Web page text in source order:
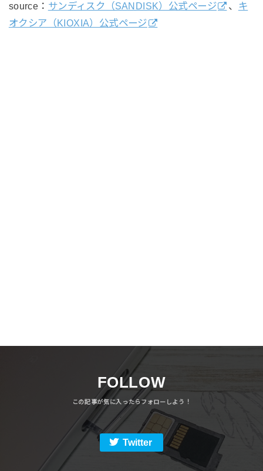
source： サンディスク（SANDISK）公式ページ 、
キ
オクシア（KIOXIA）公式ページ
FOLLOW
Twitter